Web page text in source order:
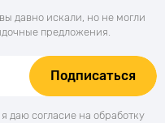
давно искали, но не могли
предложения.
Подписаться
даю согласие на обработку